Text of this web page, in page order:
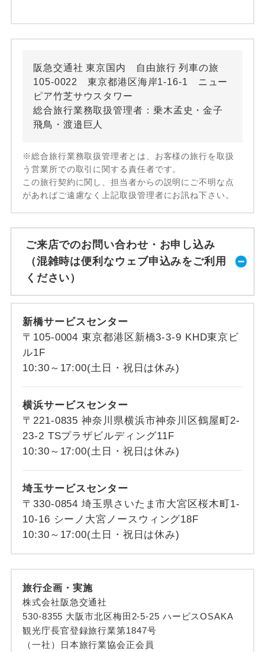
阪急交通社 東京国内 自由旅行 列車の旅
105-0022 東京都港区海岸1-16-1 ニュー
ピア竹芝サウスタワー
総合旅行業務取扱管理者：乗木孟史・金子
飛鳥・渡邉巨人
※総合旅行業務取扱管理者とは、お客様の旅行を取扱
う営業所での取引に関する責任者です。
この旅行契約に関し、担当者からの説明にご不明な点
があればご遠慮なく上記取扱管理者にお訊ね下さい。
ご来店でのお問い合わせ・お申し込み
（混雑時は便利なウェブ申込みをご利用
ください）
新橋サービスセンター
〒105-0004 東京都港区新橋3-3-9 KHD東京ビ
ル1F
10:30～17:00(土日・祝日は休み)
横浜サービスセンター
〒221-0835 神奈川県横浜市神奈川区鶴屋町2-
23-2 TSプラザビルディング11F
10:30～17:00(土日・祝日は休み)
埼玉サービスセンター
〒330-0854 埼玉県さいたま市大宮区桜木町1-
10-16 シーノ大宮ノースウィング18F
10:30～17:00(土日・祝日は休み)
旅行企画・実施
株式会社阪急交通社
530-8355 大阪市北区梅田2-5-25 ハービスOSAKA
観光庁長官登録旅行業第1847号
（一社）日本旅行業協会正会員